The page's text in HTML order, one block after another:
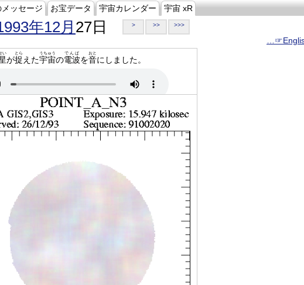
ッセージ お宝データ 宇宙カレンダー 宇宙 xR
年12月 27日 > >> >>>
い
が捉
とら
えた宇宙
うちゅう
の電波
でんぱ
を音
おと
にしました。